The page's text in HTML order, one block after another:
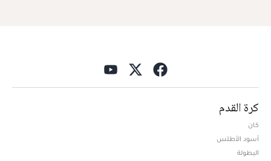
كرة القدم
كان
أسود الأطلس
البطولة